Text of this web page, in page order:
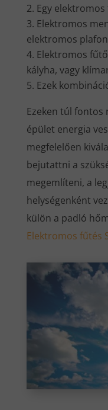
Egy
Elektromos
elektromos
Elektromos
kályha, vagy
Ezek
Ezeken túl fontos
épület energia
megfelelően
bejutattni a
megemlíteni, a
helységenként
külön a padló
Elektromos fűtés